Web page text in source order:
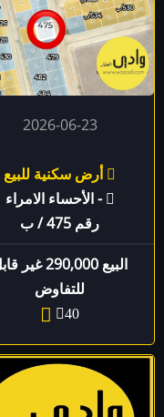
2026-06-23
أرض سكنية للبيع
- الأحساء الامراء
رقم 475 / ب
البيع 290,000 غير
للتفاوض
40